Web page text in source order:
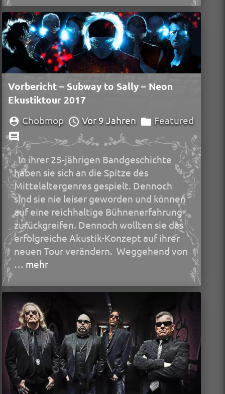
Vorbericht – Subway to Sally – Neon
Ekustiktour 2017
Chobmop Vor 9 Jahren Featured
In ihrer 25-jährigen Bandgeschichte
haben sie sich an die Spitze des
Mittelaltergenres gespielt. Dennoch
sind sie nie leiser geworden und können
auf eine reichhaltige Bühnenerfahrung
zurückgreifen. Dennoch wollten sie das
erfolgreiche Akustik-Konzept auf ihrer
neuen Tour verändern. Weggehend von
… mehr